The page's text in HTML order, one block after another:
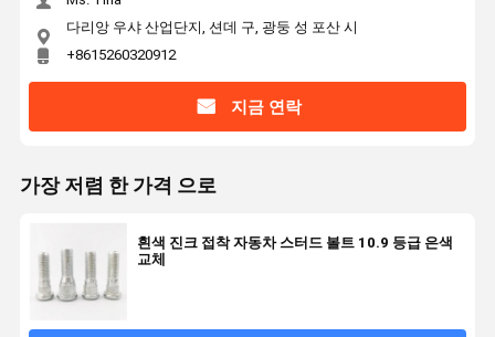
다리앙 우샤 산업단지, 션데 구, 광둥 성 포산 시
+8615260320912
지금 연락
가장 저렴 한 가격 으로
흰색 진크 접착 자동차 스터드 볼트 10.9 등급 은색
교체